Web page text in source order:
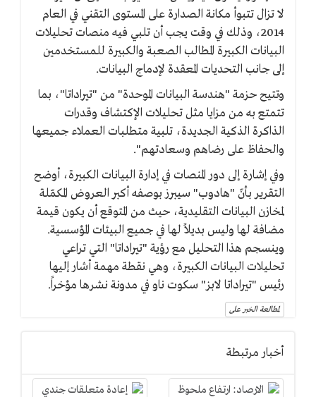
لا تزال تتبوأ مكانة الصدارة على المستوى التقني في العام
2014، وذلك في وقت يجب أن تلبي فيه منصات تحليلات
البيانات الكبيرة المطالب الصعبة والكبيرة للمستخدمين
إلى جانب التحديات المعقدة لإدماج البيانات.
وتتيح حزمة "هندسة البيانات الموحدة" من "تيراداتا"، بما
تتمتع به من مزايا مثل تحليلات الإكتشاف وقدرات
الذاكرة الذكية الجديدة، تلبية متطلبات العملاء جميعها
والحفاظ على رضاهم وسعادتهم".
وفي إشارة إلى دور المنصات في إدارة البيانات الكبيرة، أوضح
التقرير بأنّ "هادوب" سيبرز بوصفه أكبر العروض المكمّلة
لمخازن البيانات التقليدية، حيث من المتوقع أن يكون قيمة
مضافة لها وليس بديلاً لها في جميع البيئات المؤسسية.
وينسجم هذا التحليل مع رؤية "تيراداتا" التي تراعي
تحليلات البيانات الكبيرة، وهي نقطة مهمة أشار إليها
رئيس "تيراداتا لابز" سكوت ناو في مدونة نشرها مؤخراً.
لمطالعة الخبر على
أخبار مرتبطة